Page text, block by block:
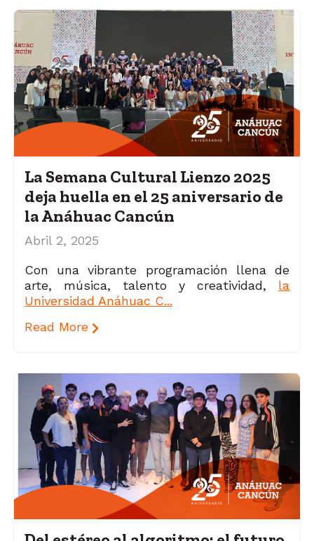
La Semana Cultural Lienzo 2025
deja huella en el 25 aniversario de
la Anáhuac Cancún
Abril 2, 2025
Con una vibrante programación llena de
arte, música, talento y creatividad, la
Universidad Anáhuac C...
Read More